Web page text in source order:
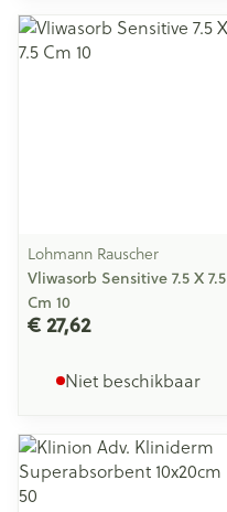
Lohmann Rauscher
Vliwasorb Sensitive 7.5 X 7.5
Cm 10
€ 27,62
Niet beschikbaar